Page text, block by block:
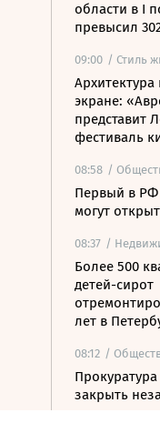
области в I
превысил
09:00 / Стиль
экране:
представит
фестиваль
08:58 /
Первый в РФ
могут
08:37 /
Более 500
детей-сирот
лет в
08:12 /
закрыть
пансионаты